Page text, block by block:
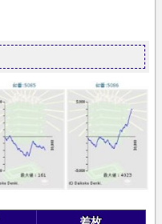
差枚